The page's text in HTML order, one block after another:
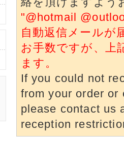
"@hotmail
自動返信メールが
お手数ですが、上
ます。
If you could not
from your order or
please contact us
reception